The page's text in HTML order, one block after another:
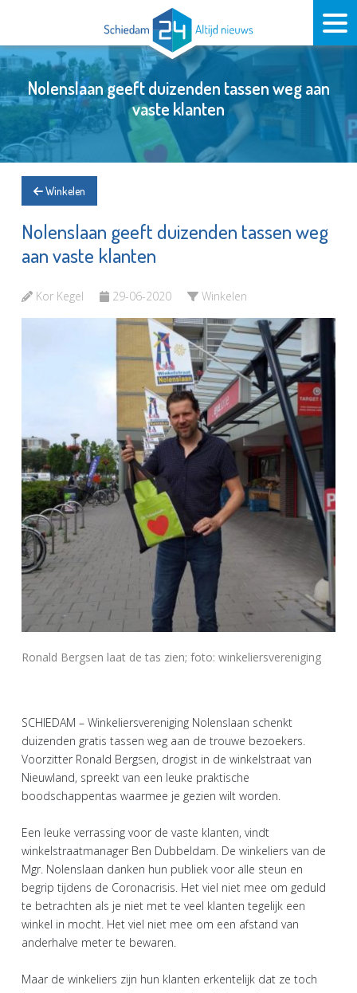
Nolenslaan geeft duizenden tassen weg aan
vaste klanten
Winkelen
Nolenslaan geeft duizenden tassen weg
aan vaste klanten
Kor Kegel 29-06-2020 Winkelen
Ronald Bergsen laat de tas zien; foto: winkeliersvereniging
SCHIEDAM – Winkeliersvereniging Nolenslaan schenkt
duizenden gratis tassen weg aan de trouwe bezoekers.
Voorzitter Ronald Bergsen, drogist in de winkelstraat van
Nieuwland, spreekt van een leuke praktische
boodschappentas waarmee je gezien wilt worden.
Een leuke verrassing voor de vaste klanten, vindt
winkelstraatmanager Ben Dubbeldam. De winkeliers van de
Mgr. Nolenslaan danken hun publiek voor alle steun en
begrip tijdens de Coronacrisis. Het viel niet mee om geduld
te betrachten als je niet met te veel klanten tegelijk een
winkel in mocht. Het viel niet mee om een afstand van
anderhalve meter te bewaren.
Maar de winkeliers zijn hun klanten erkentelijk dat ze toch